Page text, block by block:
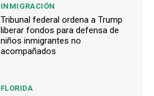
INMIGRACIÓN
Tribunal federal ordena a Trump
liberar fondos para defensa de
niños inmigrantes no
acompañados
FLORIDA